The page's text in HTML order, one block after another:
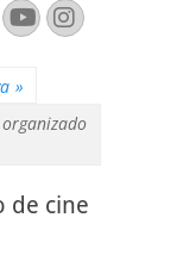
YouTube
»
de cine